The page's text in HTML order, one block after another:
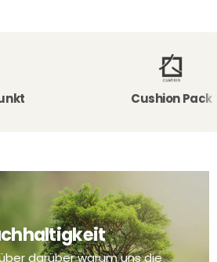
Cushion Pack
darüber warum uns die